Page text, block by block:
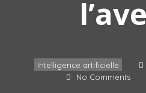
Intelligence artificielle
No Comments